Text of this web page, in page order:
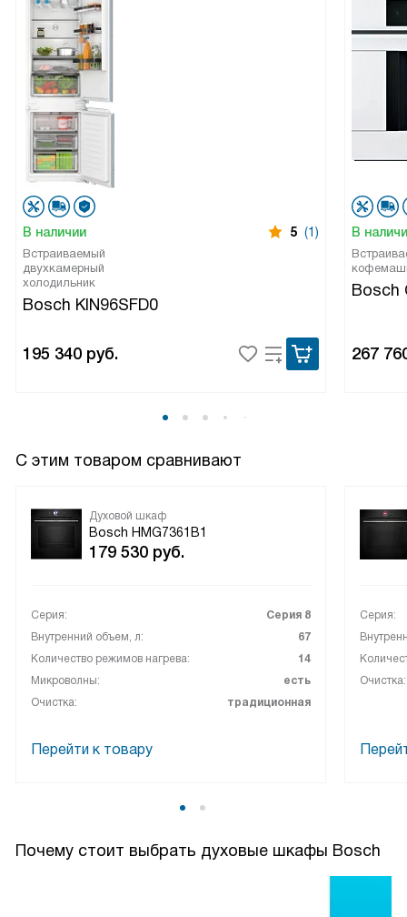
В наличии 5 (1)
Встраиваемый
двухкамерный
холодильник
Bosch KIN96SFD0
195 340 руб.
В
Bosch
267
С этим товаром сравнивают
Духовой шкаф
Bosch HMG7361B1
179 530 руб.
Серия:
Серия 8
Внутренний объем, л:
67
Количество режимов нагрева:
14
Микроволны:
есть
Очистка:
традиционная
Перейти к товару
Серия:
Очистка:
Почему стоит выбрать духовые шкафы Bosch